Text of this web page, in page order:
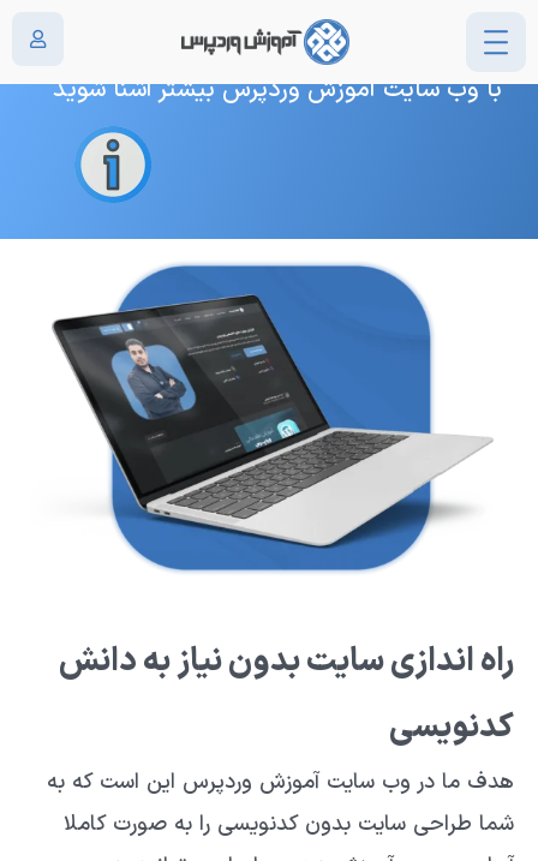
درباره ما
با وب سایت آموزش وردپرس بیشتر آشنا شوید
راه اندازی سایت بدون نیاز به دانش
کدنویسی
هدف ما در وب سایت آموزش وردپرس این است که به
شما طراحی سایت بدون کدنویسی را به صورت کاملا